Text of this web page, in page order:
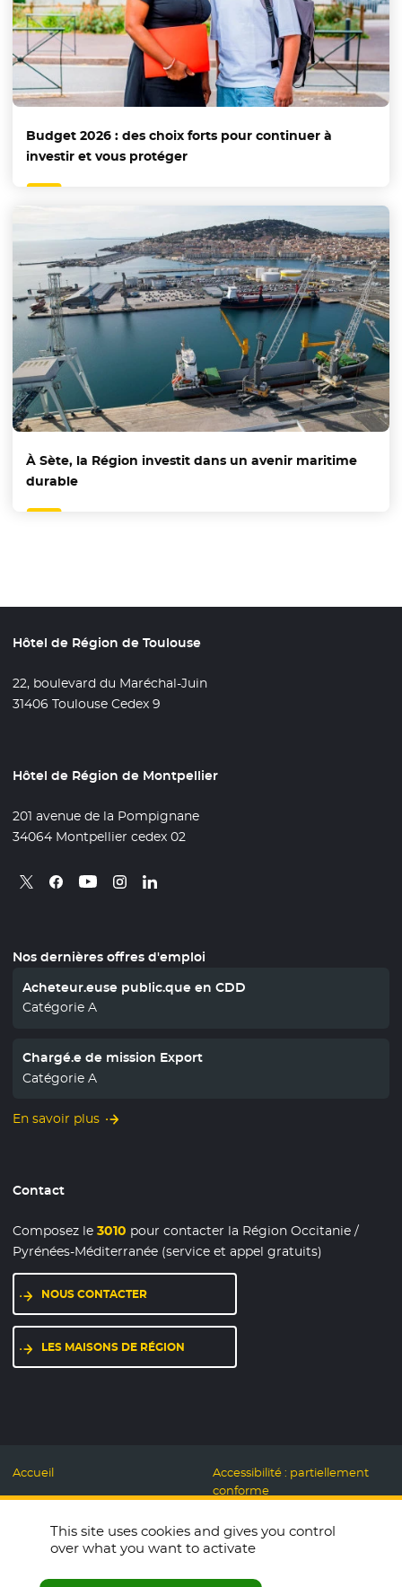
Budget 2026 : des choix forts pour continuer à
investir et vous protéger
À Sète, la Région investit dans un avenir maritime
durable
Hôtel de Région de Toulouse
22, boulevard du Maréchal-Juin
31406 Toulouse Cedex 9
Hôtel de Région de Montpellier
201 avenue de la Pompignane
34064 Montpellier cedex 02
Retrouvez nous sur X
- Nouvelle fenêtre
Retrouvez nous sur Facebook
- Nouvelle fenêtre
Retrouvez nous sur Youtube
- Nouvelle fenêtre
Retrouvez nous sur Instagram
- Nouvelle fenêtre
Retrouvez nous sur Linkedin
- Nouvelle fenêtre
Nos dernières offres d'emploi
Acheteur.euse public.que en CDD
Catégorie A
Chargé.e de mission Export
Catégorie A
En savoir plus
Contact
Composez le3010 pour contacter la Région Occitanie /
Pyrénées-Méditerranée (service et appel gratuits)
NOUS CONTACTER
LES MAISONS DE RÉGION
Accueil
Mentions légales
Données personnelles et
Cookies
Espace presse
Accessibilité : partiellement
conforme
Responsable
This site uses cookies and gives you control
over what you want to activate